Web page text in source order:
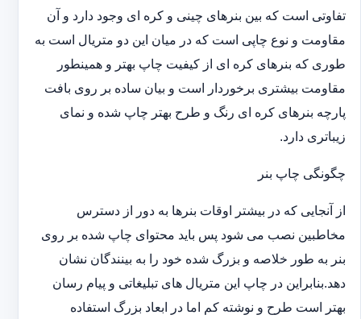
تفاوتی است که بین بنرهای چینی و کره ای وجود دارد و آن
مقاومت و نوع چاپی است که در میان این دو متریال است به
طوری که بنرهای کره ای از کیفیت چاپ بهتر و همینطور
مقاومت بیشتری برخوردار است و بیان ساده بر روی بافت
پارچه بنرهای کره ای رنگ و طرح بهتر چاپ شده و نمای
زیباتری دارد.
چگونگی چاپ بنر
از آنجایی که در بیشتر اوقات بنرها به دور از دسترس
مخاطبین نصب می شود پس باید محتوای چاپ شده بر روی
بنر به طور خلاصه و بزرگ شده خود را به بینندگان نشان
دهد.بنابراین در چاپ این متریال های تبلیغاتی و پیام رسان
بهتر است طرح و نوشته کم اما در ابعاد بزرگ استفاده